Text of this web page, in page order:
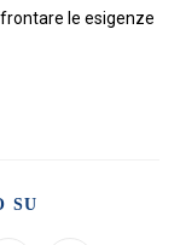
le esigenze
SU